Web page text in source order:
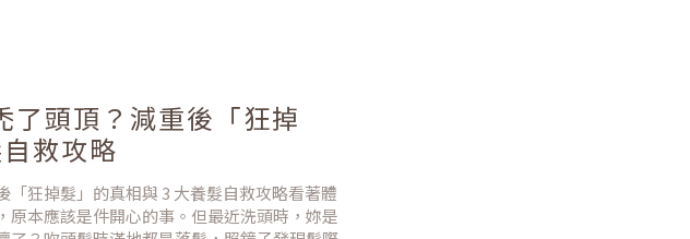
常水分補給走進校園
了頭頂？減重後「狂掉
救攻略
狂掉髮」的真相與 3 大養髮自救攻略看著體
原本應該是件開心的事。但最近洗頭時，妳是